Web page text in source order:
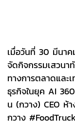
เมื่อวันที่ 30 มีนา
จัดกิจกรรมเสวนา
ทางการตลาดและ
ธุรกิจในยุค AI
น (กวาง) CEO ห้
กวาง